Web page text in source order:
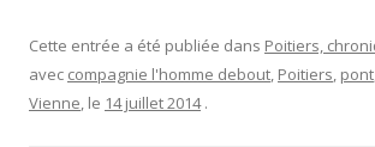
Cette entrée a été publiée dans Poitiers,
avec compagnie l'homme debout Poitiers pont
Vienne , le 14 juillet 2014 .